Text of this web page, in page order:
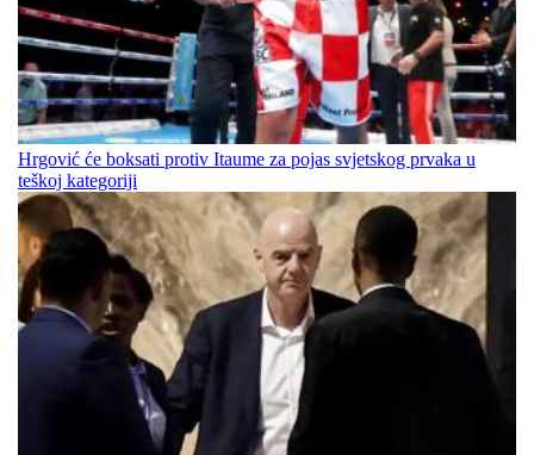
Hrgović će boksati protiv Itaume za pojas svjetskog prvaka u
teškoj kategoriji